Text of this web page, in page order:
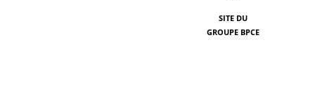
SITE DU
GROUPE BPCE